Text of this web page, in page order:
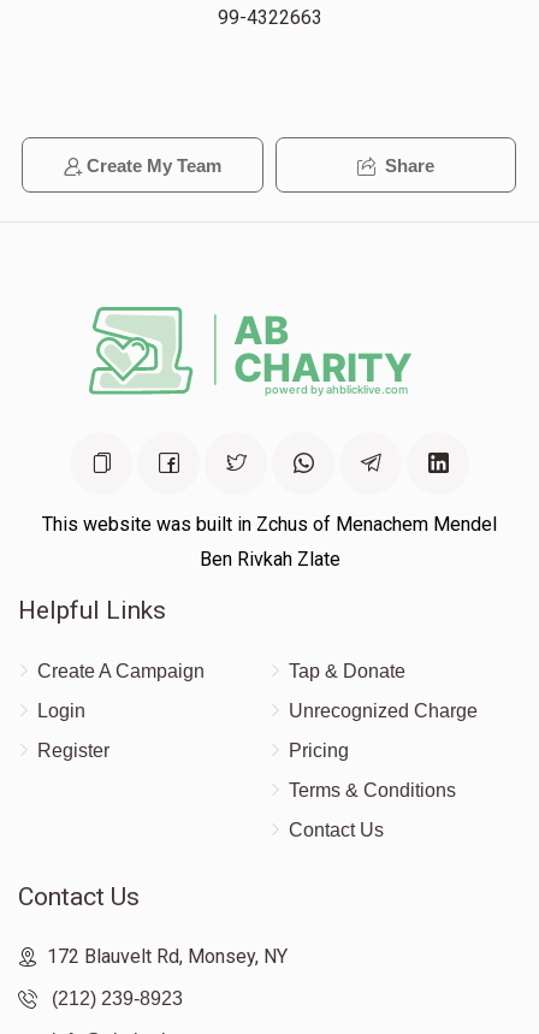
99-4322663
Create My Team Share
This website was built in Zchus of Menachem Mendel
Ben Rivkah Zlate
Helpful Links
Create A Campaign
Login
Register
Tap & Donate
Unrecognized Charge
Pricing
Terms & Conditions
Contact Us
Contact Us
172 Blauvelt Rd, Monsey, NY
(212) 239-8923